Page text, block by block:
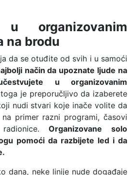
u organizovanim
na brodu
da se otuđite od svih i u samoći
način da upoznate ljude na
u organizovanim
je preporučljivo da izaberete
nudi stvari koje inače volite da
primer razni programi, časovi
Organizovane solo
pomoći da razbijete led i da
dana, neke linije nude događaje